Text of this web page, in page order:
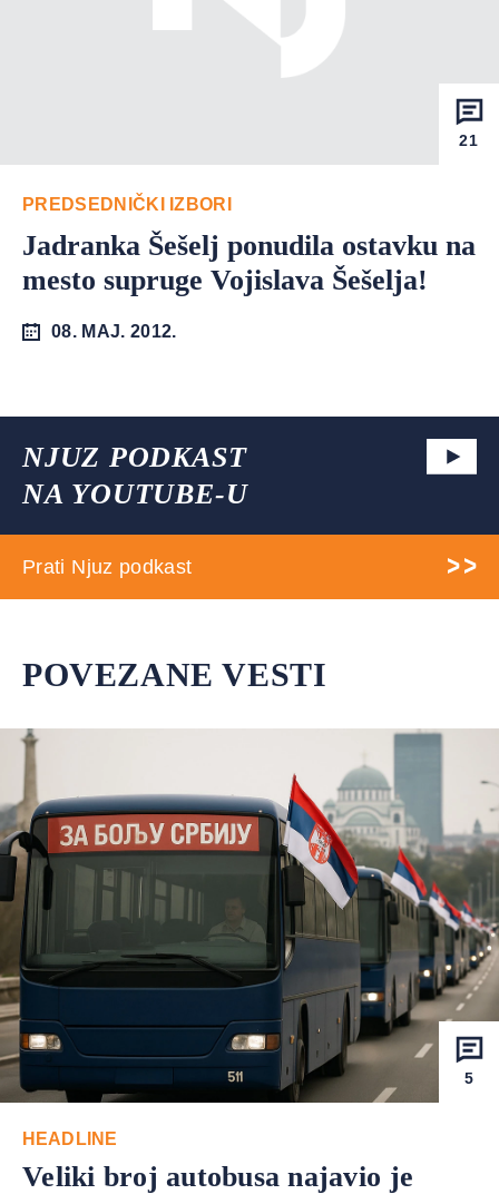
21
PREDSEDNIČKI IZBORI
Jadranka Šešelj ponudila ostavku na
mesto supruge Vojislava Šešelja!
08. MAJ. 2012.
NJUZ PODKAST
NA YOUTUBE-U
Prati Njuz podkast
POVEZANE VESTI
5
HEADLINE
Veliki broj autobusa najavio je